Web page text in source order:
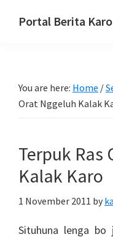
Portal Berita Karo
Karo,
sejarah
You are here: Home /
Orat Nggeluh Kalak
Terpuk Ras
Kalak Karo
1 November 2011 by
Situhuna lenga